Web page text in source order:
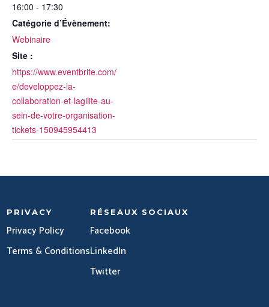
16:00 - 17:30
Catégorie d’Évènement:
Webinaire
Site :
https://www.eventbrite.com/
e/developpez-la-
collaboration-et-lagilite-au-
sein-de-votre-organisation-
tickets-150945954413
PRIVACY
Privacy Policy
Terms & Conditions
RÉSEAUX SOCIAUX
Facebook
LinkedIn
Twitter